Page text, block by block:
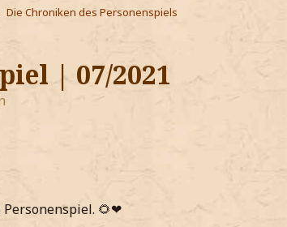
Die Chroniken des Personenspiels
| 07/2021
🌻❤